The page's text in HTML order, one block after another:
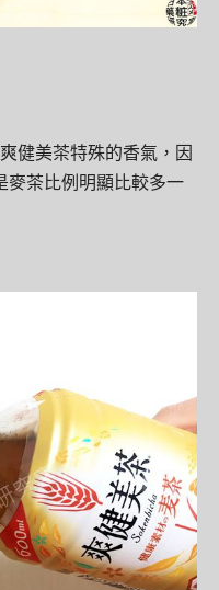
健美茶特殊的香氣，因
麥茶比例明顯比較多一